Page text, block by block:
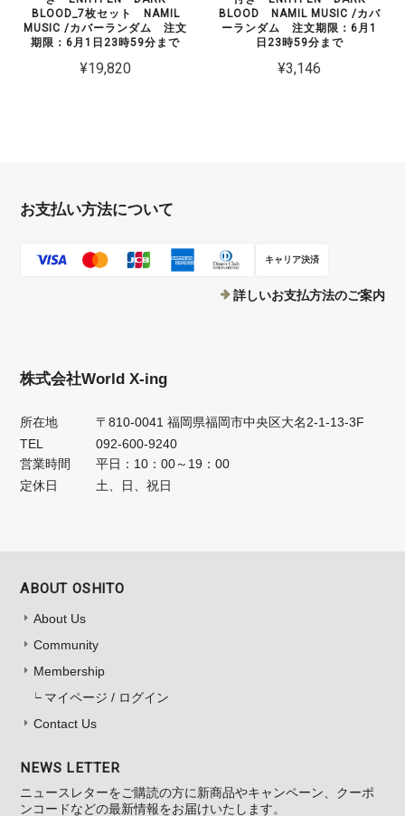
BLOOD_7枚セット NAMIL
MUSIC /カバーランダム 注文
期限：6月1日23時59分まで
¥19,820
BLOOD NAMIL MUSIC /カバ
ーランダム 注文期限：6月1
日23時59分まで
¥3,146
お支払い方法について
キャリア決済
詳しいお支払方法のご案内
株式会社World X-ing
所在地
〒810-0041 福岡県福岡市中央区大名2-1-13-3F
TEL
092-600-9240
営業時間
平日：10：00～19：00
定休日
土、日、祝日
ABOUT OSHITO
About Us
Community
Membership
マイページ / ログイン
Contact Us
NEWS LETTER
ニュースレターをご購読の方に新商品やキャンペーン、クーポ
ンコードなどの最新情報をお届けいたします。